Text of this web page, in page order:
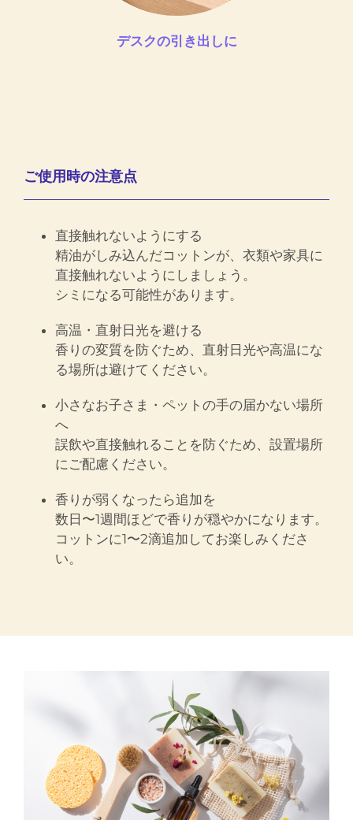
デスクの引き出しに
ご使用時の注意点
直接触れないようにする
精油がしみ込んだコットンが、衣類や家具に
直接触れないようにしましょう。
シミになる可能性があります。
高温・直射日光を避ける
香りの変質を防ぐため、直射日光や高温にな
る場所は避けてください。
小さなお子さま・ペットの手の届かない場所
へ
誤飲や直接触れることを防ぐため、設置場所
にご配慮ください。
香りが弱くなったら追加を
数日〜1週間ほどで香りが穏やかになります。
コットンに1〜2滴追加してお楽しみくださ
い。